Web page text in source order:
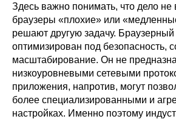
Здесь важно понимать, что дело не
браузеры «плохие» или
решают другую задачу. Браузерный
оптимизирован под безопасность,
масштабирование. Он не
низкоуровневыми сетевыми
приложения, напротив, могут
более специализированными и
настройках. Именно поэтому